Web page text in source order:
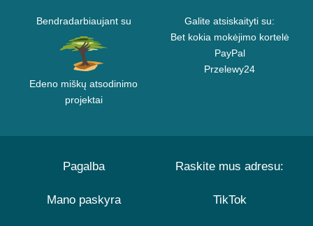
Bendradarbiaujant su
Edeno miškų atsodinimo
projektai
Galite atsiskaityti su:
Bet kokia mokėjimo kortelė
PayPal
Przelewy24
Pagalba
Mano paskyra
Raskite mus adresu:
TikTok